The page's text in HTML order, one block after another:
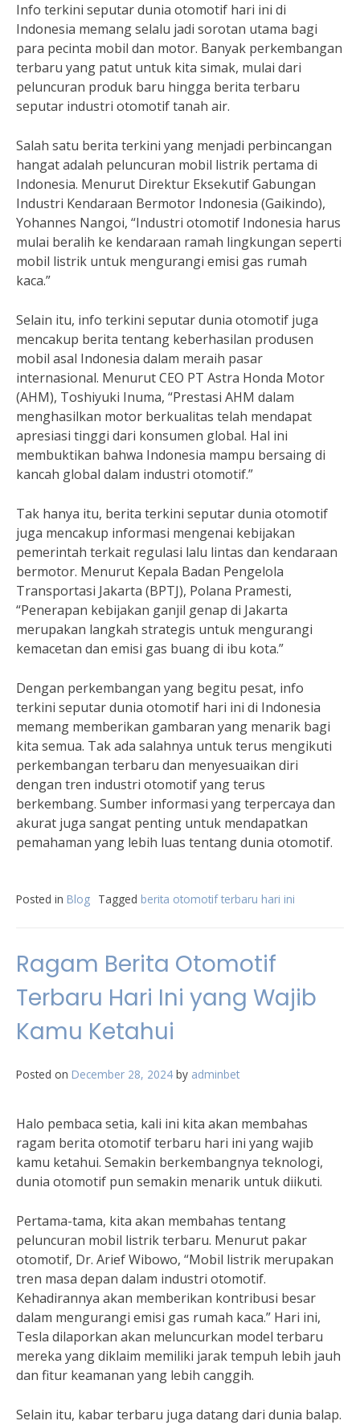
Info terkini seputar dunia otomotif hari ini di
Indonesia memang selalu jadi sorotan utama bagi
para pecinta mobil dan motor. Banyak perkembangan
terbaru yang patut untuk kita simak, mulai dari
peluncuran produk baru hingga berita terbaru
seputar industri otomotif tanah air.
Salah satu berita terkini yang menjadi perbincangan
hangat adalah peluncuran mobil listrik pertama di
Indonesia. Menurut Direktur Eksekutif Gabungan
Industri Kendaraan Bermotor Indonesia (Gaikindo),
Yohannes Nangoi, “Industri otomotif Indonesia harus
mulai beralih ke kendaraan ramah lingkungan seperti
mobil listrik untuk mengurangi emisi gas rumah
kaca.”
Selain itu, info terkini seputar dunia otomotif juga
mencakup berita tentang keberhasilan produsen
mobil asal Indonesia dalam meraih pasar
internasional. Menurut CEO PT Astra Honda Motor
(AHM), Toshiyuki Inuma, “Prestasi AHM dalam
menghasilkan motor berkualitas telah mendapat
apresiasi tinggi dari konsumen global. Hal ini
membuktikan bahwa Indonesia mampu bersaing di
kancah global dalam industri otomotif.”
Tak hanya itu, berita terkini seputar dunia otomotif
juga mencakup informasi mengenai kebijakan
pemerintah terkait regulasi lalu lintas dan kendaraan
bermotor. Menurut Kepala Badan Pengelola
Transportasi Jakarta (BPTJ), Polana Pramesti,
“Penerapan kebijakan ganjil genap di Jakarta
merupakan langkah strategis untuk mengurangi
kemacetan dan emisi gas buang di ibu kota.”
Dengan perkembangan yang begitu pesat, info
terkini seputar dunia otomotif hari ini di Indonesia
memang memberikan gambaran yang menarik bagi
kita semua. Tak ada salahnya untuk terus mengikuti
perkembangan terbaru dan menyesuaikan diri
dengan tren industri otomotif yang terus
berkembang. Sumber informasi yang terpercaya dan
akurat juga sangat penting untuk mendapatkan
pemahaman yang lebih luas tentang dunia otomotif.
Posted in Blog Tagged berita otomotif terbaru hari ini
Ragam Berita Otomotif
Terbaru Hari Ini yang Wajib
Kamu Ketahui
Posted on December 28, 2024 by adminbet
Halo pembaca setia, kali ini kita akan membahas
ragam berita otomotif terbaru hari ini yang wajib
kamu ketahui. Semakin berkembangnya teknologi,
dunia otomotif pun semakin menarik untuk diikuti.
Pertama-tama, kita akan membahas tentang
peluncuran mobil listrik terbaru. Menurut pakar
otomotif, Dr. Arief Wibowo, “Mobil listrik merupakan
tren masa depan dalam industri otomotif.
Kehadirannya akan memberikan kontribusi besar
dalam mengurangi emisi gas rumah kaca.” Hari ini,
Tesla dilaporkan akan meluncurkan model terbaru
mereka yang diklaim memiliki jarak tempuh lebih jauh
dan fitur keamanan yang lebih canggih.
Selain itu, kabar terbaru juga datang dari dunia balap.